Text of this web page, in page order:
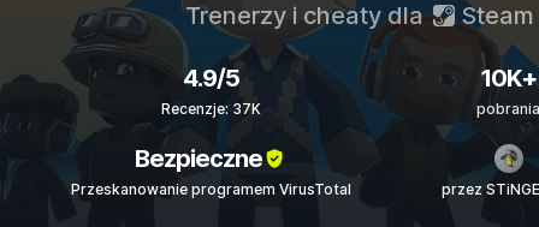
Trenerzy i cheaty dla Steam
4.9/5
Recenzje: 37K
10K+
pobrania
Bezpieczne
Przeskanowanie programem VirusTotal przez